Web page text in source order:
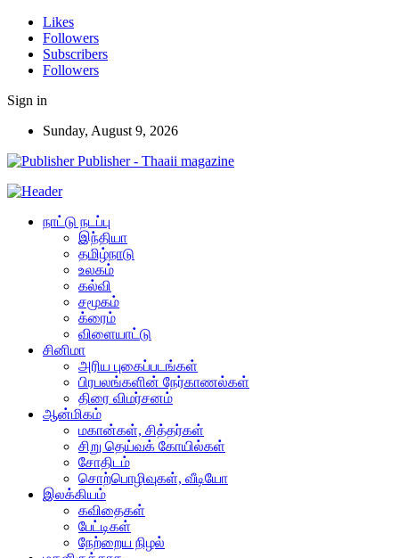
Likes
Followers
Subscribers
Followers
Sign in
Sunday, August 9, 2026
Publisher - Thaaii magazine
நாட்டு நடப்பு
இந்தியா
தமிழ்நாடு
உலகம்
கல்வி
சமூகம்
க்ரைம்
விளையாட்டு
சினிமா
அரிய புகைப்படங்கள்
பிரபலங்களின் நேர்காணல்கள்
திரை விமர்சனம்
ஆன்மிகம்
மகான்கள், சித்தர்கள்
சிறு தெய்வக் கோயில்கள்
சோதிடம்
சொற்பொழிவுகள், வீடியோ
இலக்கியம்
கவிதைகள்
பேட்டிகள்
நேற்றைய நிழல்